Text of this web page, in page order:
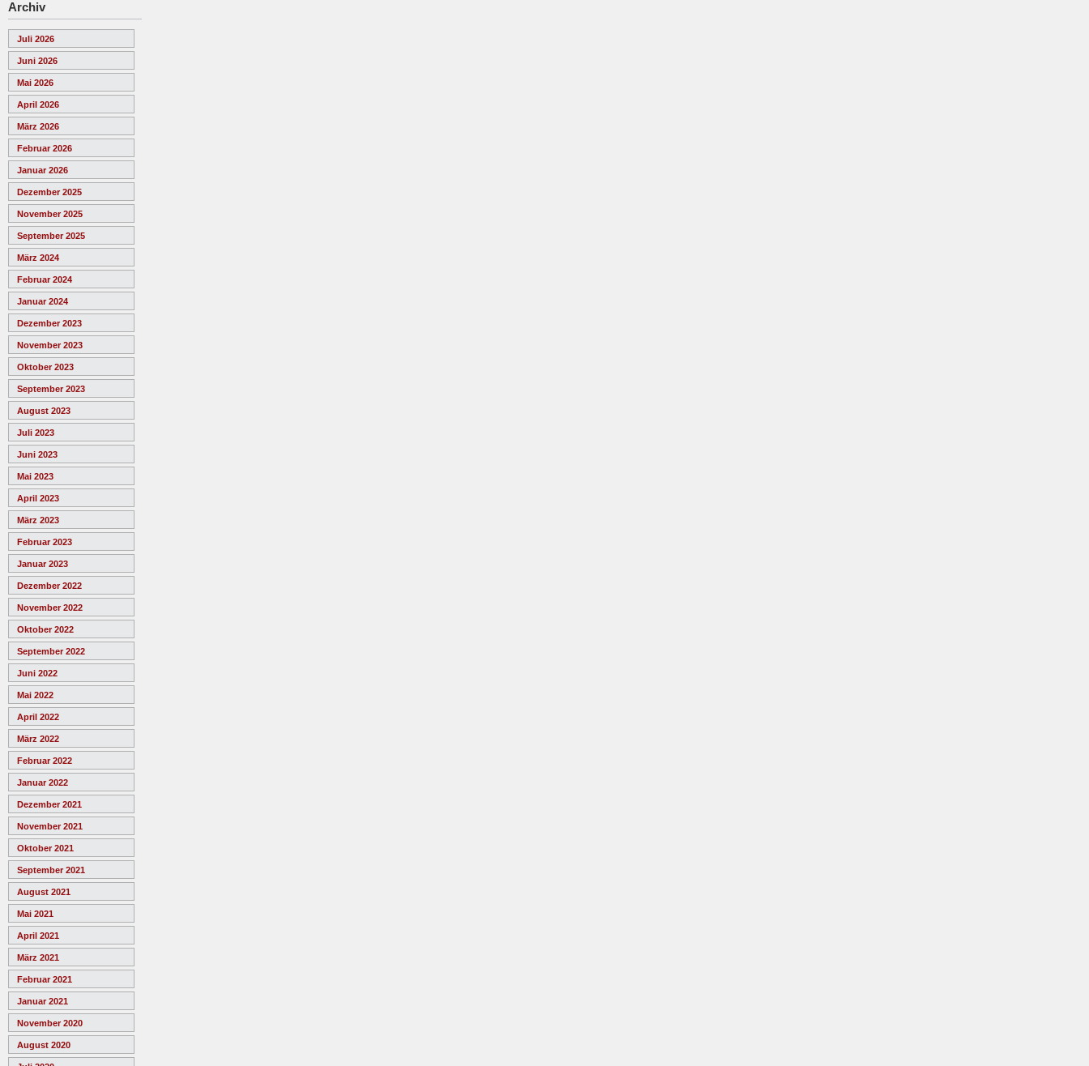
Archiv
Juli 2026
Juni 2026
Mai 2026
April 2026
März 2026
Februar 2026
Januar 2026
Dezember 2025
November 2025
September 2025
März 2024
Februar 2024
Januar 2024
Dezember 2023
November 2023
Oktober 2023
September 2023
August 2023
Juli 2023
Juni 2023
Mai 2023
April 2023
März 2023
Februar 2023
Januar 2023
Dezember 2022
November 2022
Oktober 2022
September 2022
Juni 2022
Mai 2022
April 2022
März 2022
Februar 2022
Januar 2022
Dezember 2021
November 2021
Oktober 2021
September 2021
August 2021
Mai 2021
April 2021
März 2021
Februar 2021
Januar 2021
November 2020
August 2020